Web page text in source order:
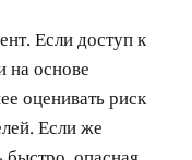
Если доступ к
на основе
оценивать риск
Если же